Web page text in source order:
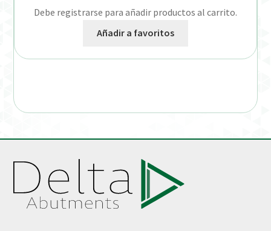
Debe registrarse para añadir productos al carrito.
Añadir a favoritos